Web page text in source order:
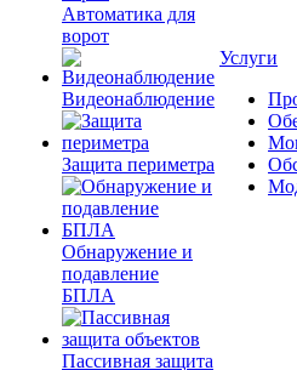
Автоматика для
ворот
Видеонаблюдение
Защита периметра
Обнаружение и
подавление
БПЛА
Пассивная защита
Услуги